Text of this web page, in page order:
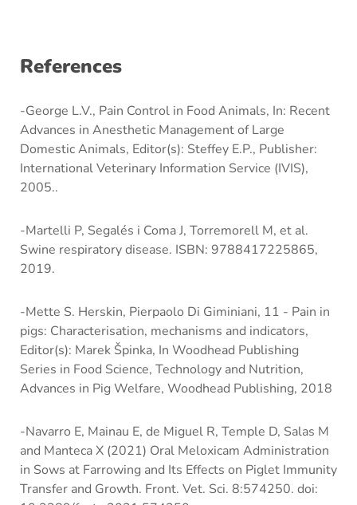
References
-George L.V., Pain Control in Food Animals, In: Recent
Advances in Anesthetic Management of Large
Domestic Animals, Editor(s): Steffey E.P., Publisher:
International Veterinary Information Service (IVIS),
2005..
-Martelli P, Segalés i Coma J, Torremorell M, et al.
Swine respiratory disease. ISBN: 9788417225865,
2019.
-Mette S. Herskin, Pierpaolo Di Giminiani, 11 - Pain in
pigs: Characterisation, mechanisms and indicators,
Editor(s): Marek Špinka, In Woodhead Publishing
Series in Food Science, Technology and Nutrition,
Advances in Pig Welfare, Woodhead Publishing, 2018
-Navarro E, Mainau E, de Miguel R, Temple D, Salas M
and Manteca X (2021) Oral Meloxicam Administration
in Sows at Farrowing and Its Effects on Piglet Immunity
Transfer and Growth. Front. Vet. Sci. 8:574250. doi: